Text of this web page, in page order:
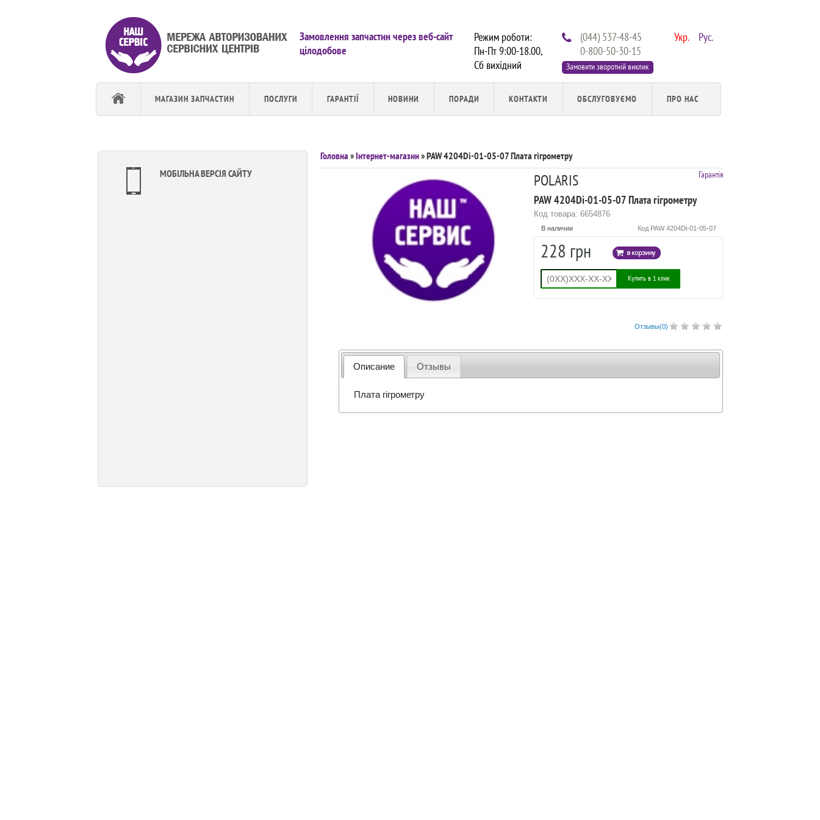
Укр. Рус.
(044) 537-48-45
0-800-50-30-15
Замовити зворотній виклик
Режим роботи:
Пн-Пт 9:00-18.00,
Сб вихiдний
Замовлення запчастин через веб-сайт
цілодобове
МАГАЗИН ЗАПЧАСТИН ПОСЛУГИ ГАРАНТІЇ НОВИНИ ПОРАДИ КОНТАКТИ ОБСЛУГОВУЄМО ПРО НАС
МОБІЛЬНА ВЕРСІЯ САЙТУ
Головна »Інтернет-магазин» PAW 4204Di-01-05-07 Плата гігрометру
Гарантія
POLARIS
PAW 4204Di-01-05-07 Плата гігрометру
Код товара: 6654876
Код PAW 4204Di-01-05-07
В наличии
228 грн
Купить в 1 клик
Отзывы(0)
Описание Отзывы
Плата гігрометру